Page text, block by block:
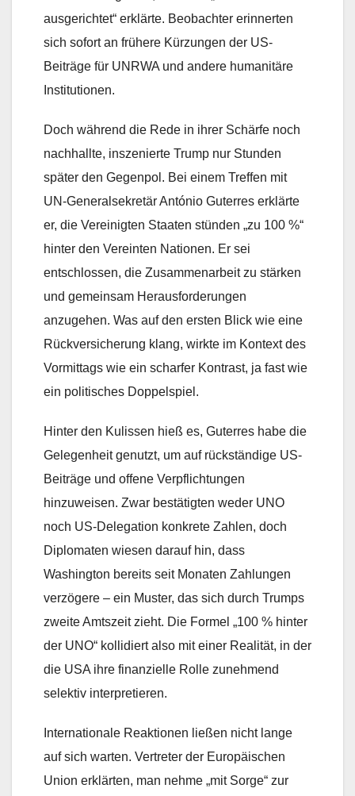
ausgerichtet“ erklärte. Beobachter erinnerten
sich sofort an frühere Kürzungen der US-
Beiträge für UNRWA und andere humanitäre
Institutionen.
Doch während die Rede in ihrer Schärfe noch
nachhallte, inszenierte Trump nur Stunden
später den Gegenpol. Bei einem Treffen mit
UN-Generalsekretär António Guterres erklärte
er, die Vereinigten Staaten stünden „zu 100 %“
hinter den Vereinten Nationen. Er sei
entschlossen, die Zusammenarbeit zu stärken
und gemeinsam Herausforderungen
anzugehen. Was auf den ersten Blick wie eine
Rückversicherung klang, wirkte im Kontext des
Vormittags wie ein scharfer Kontrast, ja fast wie
ein politisches Doppelspiel.
Hinter den Kulissen hieß es, Guterres habe die
Gelegenheit genutzt, um auf rückständige US-
Beiträge und offene Verpflichtungen
hinzuweisen. Zwar bestätigten weder UNO
noch US-Delegation konkrete Zahlen, doch
Diplomaten wiesen darauf hin, dass
Washington bereits seit Monaten Zahlungen
verzögere – ein Muster, das sich durch Trumps
zweite Amtszeit zieht. Die Formel „100 % hinter
der UNO“ kollidiert also mit einer Realität, in der
die USA ihre finanzielle Rolle zunehmend
selektiv interpretieren.
Internationale Reaktionen ließen nicht lange
auf sich warten. Vertreter der Europäischen
Union erklärten, man nehme „mit Sorge“ zur